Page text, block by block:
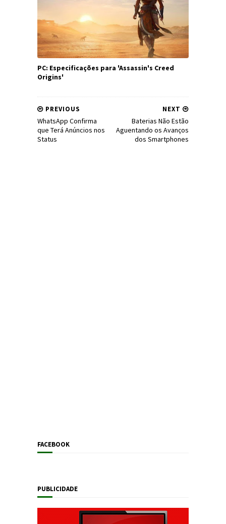
PC: Especificações para 'Assassin's Creed
Origins'
NEXT
Baterias Não Estão
Aguentando os Avanços
dos Smartphones
PREVIOUS
WhatsApp Confirma
que Terá Anúncios nos
Status
FACEBOOK
PUBLICIDADE